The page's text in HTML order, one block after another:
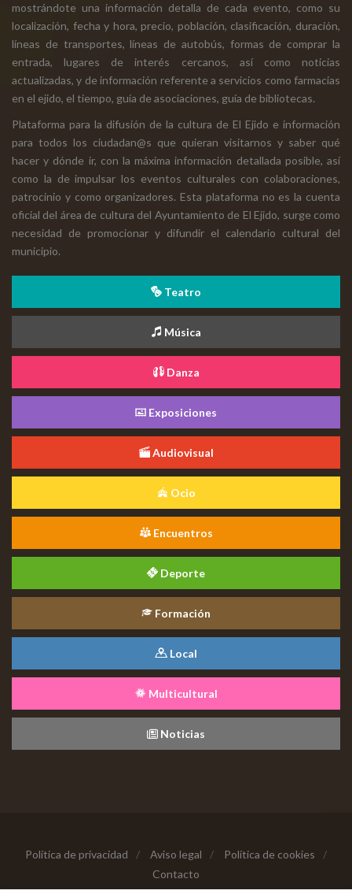
mostrándote una información detalla de cada evento, como su
localización, fecha y hora, precio, población, clasificación, duración,
líneas de transportes, líneas de autobús, formas de comprar la
entrada, lugares de interés cercanos, así como noticias
actualizadas, y de información referente a servicios como farmacias
en el ejido, el tiempo, guía de asociaciones, guía de bibliotecas.
Plataforma para la difusión de la cultura de El Ejido e información
para todos los ciudadan@s que quieran visitarnos y saber qué
hacer y dónde ir, con la máxima información detallada posible, así
como la de impulsar los eventos culturales con colaboraciones,
patrocinio y como organizadores. Esta plataforma no es la cuenta
oficial del área de cultura del Ayuntamiento de El Ejido, surge como
necesidad de promocionar y difundir el calendario cultural del
municipio.
Teatro
Música
Danza
Exposiciones
Audiovisual
Ocio
Encuentros
Deporte
Formación
Local
Multicultural
Noticias
Política de privacidad / Aviso legal / Política de cookies
/
Contacto